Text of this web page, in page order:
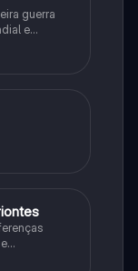
guerra
e
fases da